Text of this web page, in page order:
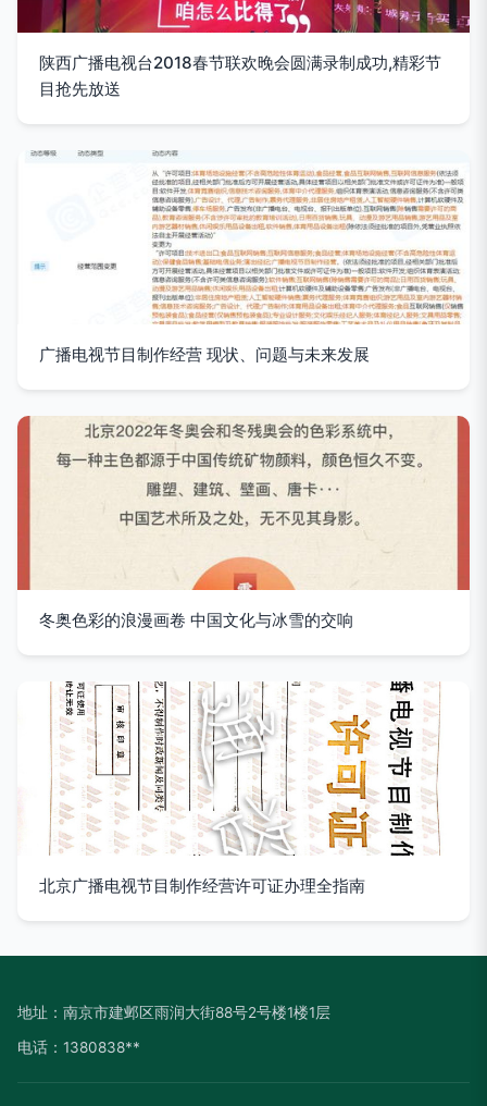
陕西广播电视台2018春节联欢晚会圆满录制成功,精彩节
目抢先放送
广播电视节目制作经营 现状、问题与未来发展
冬奥色彩的浪漫画卷 中国文化与冰雪的交响
北京广播电视节目制作经营许可证办理全指南
地址：南京市建邺区雨润大街88号2号楼1楼1层
电话：1380838**